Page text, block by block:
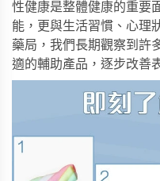
性健康是整體健康的重要
能，更與生活習慣、心理
藥局，我們長期觀察到許
適的輔助產品，逐步改善